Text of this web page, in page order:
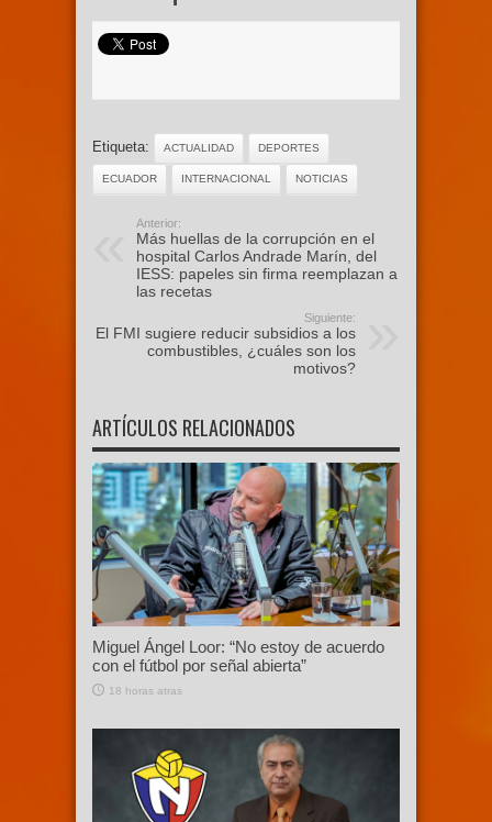
Etiqueta: ACTUALIDAD DEPORTES
ECUADOR INTERNACIONAL NOTICIAS
Anterior:
Más huellas de la corrupción en el
hospital Carlos Andrade Marín, del
IESS: papeles sin firma reemplazan a
las recetas
Siguiente:
El FMI sugiere reducir subsidios a los
combustibles, ¿cuáles son los
motivos?
ARTÍCULOS RELACIONADOS
Miguel Ángel Loor: “No estoy de acuerdo
con el fútbol por señal abierta”
18 horas atras